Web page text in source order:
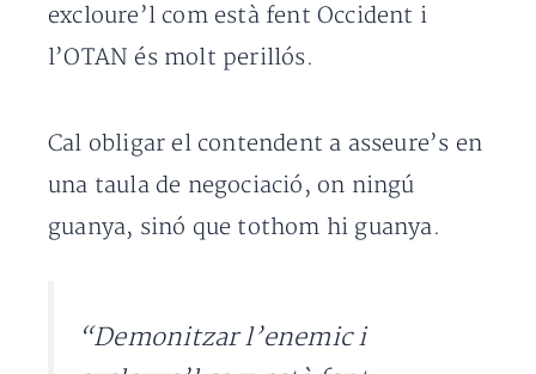
excloure’l com està fent Occident i
l’OTAN és molt perillós.
Cal obligar el contendent a asseure’s en
una taula de negociació, on ningú
guanya, sinó que tothom hi guanya.
“Demonitzar l’enemic i